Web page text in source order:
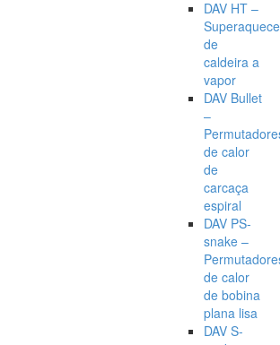
DAV HT –
de
caldeira a
vapor
DAV Bullet
–
de calor
de
carcaça
espiral
DAV PS-
snake –
de calor
de bobina
plana lisa
DAV S-